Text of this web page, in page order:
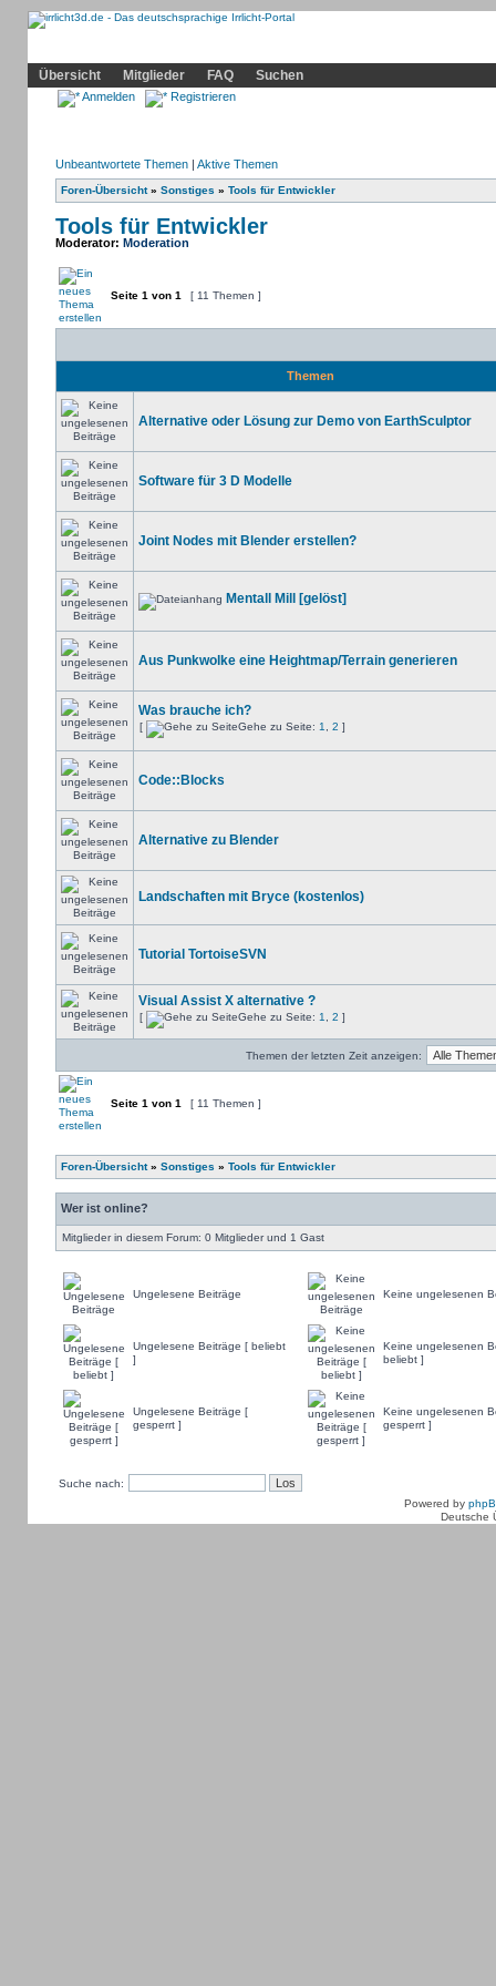
Übersicht
Mitglieder FAQ Suchen
Anmelden Registrieren
Unbeantwortete Themen| Aktive Themen
Foren-Übersicht» Sonstiges » Tools für Entwickler
Tools für Entwickler
Moderator: Moderation
Seite 1 von 1 [ 11 Themen ]
Themen
Alternative oder Lösung zur Demo von EarthSculptor
Software für 3 D Modelle
Joint Nodes mit Blender erstellen?
Mentall Mill [gelöst]
Aus Punkwolke eine Heightmap/Terrain generieren
Was brauche ich?
[ Gehe zu Seite: 1 2 ]
Code::Blocks
Alternative zu Blender
Landschaften mit Bryce (kostenlos)
Tutorial TortoiseSVN
Visual Assist X alternative ?
[ Gehe zu Seite: 1 2 ]
Themen der letzten Zeit anzeigen:
Seite 1 von 1 [ 11 Themen ]
Foren-Übersicht» Sonstiges » Tools für Entwickler
Wer ist online?
Mitglieder in diesem Forum: 0 Mitglieder und 1 Gast
Ungelesene Beiträge Keine ungelesenen
Ungelesene Beiträge [ beliebt
]
Keine ungelesenen
beliebt ]
Ungelesene Beiträge [
gesperrt ]
Keine ungelesenen
gesperrt ]
Suche nach:
Powered by
Deutsche